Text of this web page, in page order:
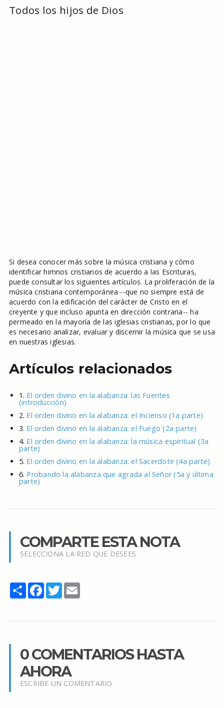
Todos los hijos de Dios
Si desea conocer más sobre la música cristiana y cómo
identificar himnos cristianos de acuerdo a las Escrituras,
puede consultar los siguientes artículos. La proliferación de la
música cristiana contemporánea --que no siempre está de
acuerdo con la edificación del carácter de Cristo en el
creyente y que incluso apunta en dirección contraria-- ha
permeado en la mayoría de las iglesias cristianas, por lo que
es necesario analizar, evaluar y discernir la música que se usa
en nuestras iglesias.
Artículos relacionados
1. El orden divino en la alabanza: las Fuentes
(introducción)
2. El orden divino en la alabanza: el Incienso (1a parte)
3. El orden divino en la alabanza: el Fuego (2a parte)
4. El orden divino en la alabanza: la música espiritual (3a
parte)
5. El orden divino en la alabanza: el Sacerdote (4a parte)
6. Probando la alabanza que agrada al Señor (5a y última
parte)
COMPARTE ESTA NOTA
SELECCIONA LA RED QUE DESEES
Share Facebook
TwitterEmail
0 COMENTARIOS HASTA
AHORA
ESCRIBE UN COMENTARIO